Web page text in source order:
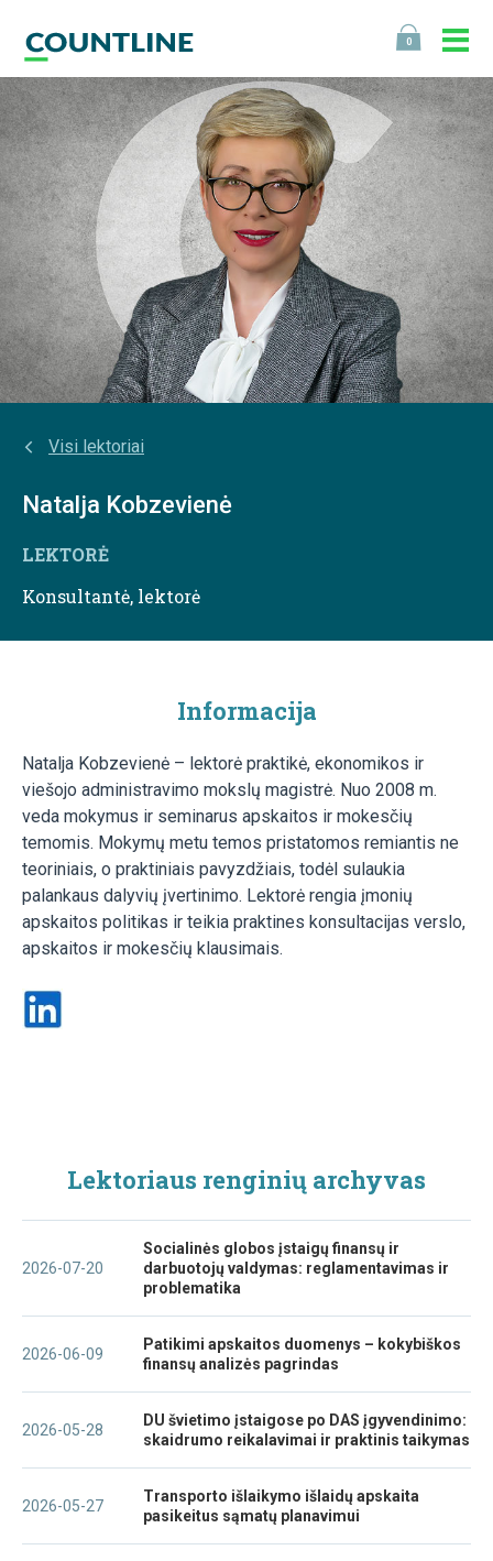
0
Visi lektoriai
Natalja Kobzevienė
LEKTORĖ
Konsultantė, lektorė
Informacija
Natalja Kobzevienė – lektorė praktikė, ekonomikos ir
viešojo administravimo mokslų magistrė. Nuo 2008 m.
veda mokymus ir seminarus apskaitos ir mokesčių
temomis. Mokymų metu temos pristatomos remiantis ne
teoriniais, o praktiniais pavyzdžiais, todėl sulaukia
palankaus dalyvių įvertinimo. Lektorė rengia įmonių
apskaitos politikas ir teikia praktines konsultacijas verslo,
apskaitos ir mokesčių klausimais.
Lektoriaus renginių archyvas
2026-07-20
Socialinės globos įstaigų finansų ir
darbuotojų valdymas: reglamentavimas ir
problematika
2026-06-09
Patikimi apskaitos duomenys – kokybiškos
finansų analizės pagrindas
2026-05-28
DU švietimo įstaigose po DAS įgyvendinimo:
skaidrumo reikalavimai ir praktinis taikymas
2026-05-27
Transporto išlaikymo išlaidų apskaita
pasikeitus sąmatų planavimui